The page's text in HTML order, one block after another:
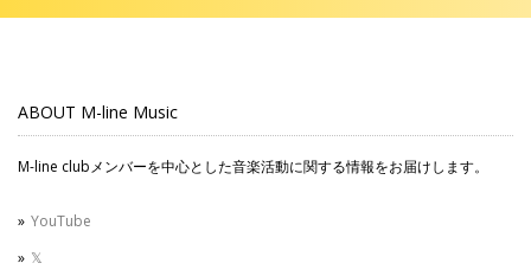
ABOUT M-line Music
M-line clubメンバーを中心とした音楽活動に関する情報をお届けします。
YouTube
𝕏